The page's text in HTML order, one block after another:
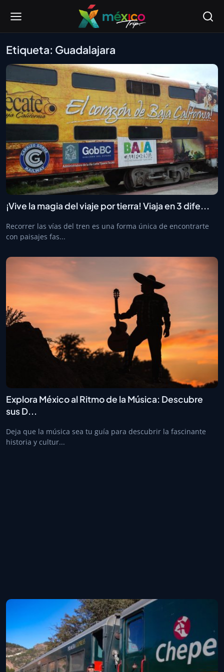
Etiqueta: Guadalajara
¡Vive la magia del viaje por tierra! Viaja en 3 dife...
Recorrer las vías del tren es una forma única de encontrarte
con paisajes fas...
Explora México al Ritmo de la Música: Descubre
sus D...
Deja que la música sea tu guía para descubrir la fascinante
historia y cultur...